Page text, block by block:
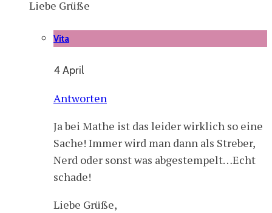
Liebe Grüße
Vita
4 April
Antworten
Ja bei Mathe ist das leider wirklich so eine
Sache! Immer wird man dann als Streber,
Nerd oder sonst was abgestempelt…Echt
schade!
Liebe Grüße,